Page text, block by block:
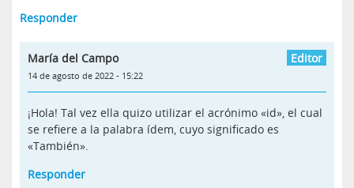
Responder
María del Campo
14 de agosto de 2022 - 15:22
¡Hola! Tal vez ella quizo utilizar el acrónimo «id», el cual
se refiere a la palabra ídem, cuyo significado es
«También».
Responder